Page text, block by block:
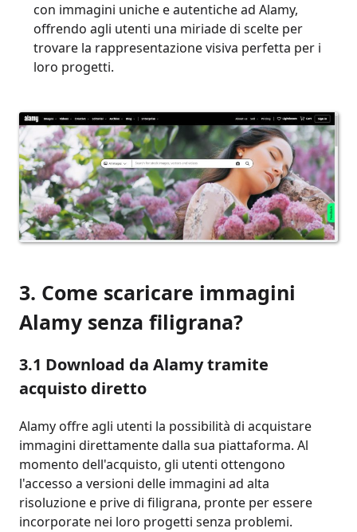
con immagini uniche e autentiche ad Alamy,
offrendo agli utenti una miriade di scelte per
trovare la rappresentazione visiva perfetta per i
loro progetti.
3. Come scaricare immagini
Alamy senza filigrana?
3.1 Download da Alamy tramite
acquisto diretto
Alamy offre agli utenti la possibilità di acquistare
immagini direttamente dalla sua piattaforma. Al
momento dell'acquisto, gli utenti ottengono
l'accesso a versioni delle immagini ad alta
risoluzione e prive di filigrana, pronte per essere
incorporate nei loro progetti senza problemi.